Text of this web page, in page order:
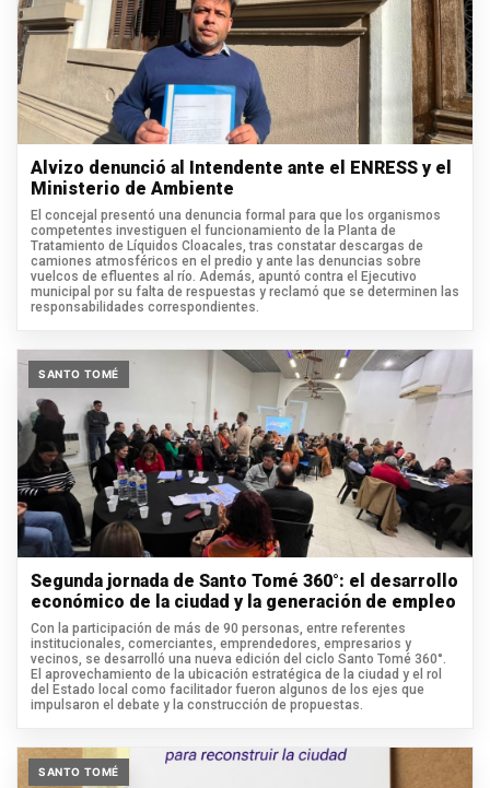
Alvizo denunció al Intendente ante el ENRESS y el
Ministerio de Ambiente
El concejal presentó una denuncia formal para que los organismos
competentes investiguen el funcionamiento de la Planta de
Tratamiento de Líquidos Cloacales, tras constatar descargas de
camiones atmosféricos en el predio y ante las denuncias sobre
vuelcos de efluentes al río. Además, apuntó contra el Ejecutivo
municipal por su falta de respuestas y reclamó que se determinen las
responsabilidades correspondientes.
SANTO TOMÉ
Segunda jornada de Santo Tomé 360°: el desarrollo
económico de la ciudad y la generación de empleo
Con la participación de más de 90 personas, entre referentes
institucionales, comerciantes, emprendedores, empresarios y
vecinos, se desarrolló una nueva edición del ciclo Santo Tomé 360°.
El aprovechamiento de la ubicación estratégica de la ciudad y el rol
del Estado local como facilitador fueron algunos de los ejes que
impulsaron el debate y la construcción de propuestas.
SANTO TOMÉ